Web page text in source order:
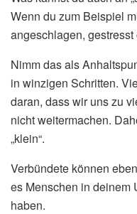
Wenn du zum Beispiel
angeschlagen,
Nimm das als
in winzigen Schritten.
daran, dass wir uns zu
nicht weitermachen.
„klein“.
Verbündete können
es Menschen in deinem
haben.